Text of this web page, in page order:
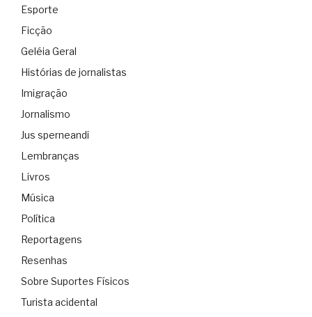
Esporte
Ficção
Geléia Geral
Histórias de jornalistas
Imigração
Jornalismo
Jus sperneandi
Lembranças
Livros
Música
Política
Reportagens
Resenhas
Sobre Suportes Físicos
Turista acidental